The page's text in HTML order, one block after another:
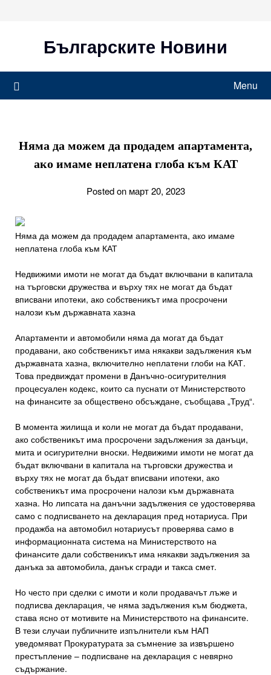
Българските Новини
Menu
Няма да можем да продадем апартамента,
ако имаме неплатена глоба към КАТ
Posted on март 20, 2023
Няма да можем да продадем апартамента, ако имаме
неплатена глоба към КАТ
Недвижими имоти не могат да бъдат включвани в капитала
на търговски дружества и върху тях не могат да бъдат
вписвани ипотеки, ако собственикът има просрочени
налози към държавната хазна
Апартаменти и автомобили няма да могат да бъдат
продавани, ако собственикът има някакви задължения към
държавната хазна, включително неплатени глоби на КАТ.
Това предвиждат промени в Данъчно-осигурителния
процесуален кодекс, които са пуснати от Министерството
на финансите за обществено обсъждане, съобщава „Труд“.
В момента жилища и коли не могат да бъдат продавани,
ако собственикът има просрочени задължения за данъци,
мита и осигурителни вноски. Недвижими имоти не могат да
бъдат включвани в капитала на търговски дружества и
върху тях не могат да бъдат вписвани ипотеки, ако
собственикът има просрочени налози към държавната
хазна. Но липсата на данъчни задължения се удостоверява
само с подписването на декларация пред нотариуса. При
продажба на автомобил нотариусът проверява само в
информационната система на Министерството на
финансите дали собственикът има някакви задължения за
данъка за автомобила, данък сгради и такса смет.
Но често при сделки с имоти и коли продавачът лъже и
подписва декларация, че няма задължения към бюджета,
става ясно от мотивите на Министерството на финансите.
В тези случаи публичните изпълнители към НАП
уведомяват Прокуратурата за съмнение за извършено
престъпление – подписване на декларация с невярно
съдържание.